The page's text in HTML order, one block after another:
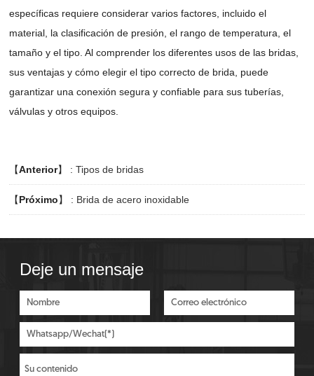
específicas requiere considerar varios factores, incluido el
material, la clasificación de presión, el rango de temperatura, el
tamaño y el tipo. Al comprender los diferentes usos de las bridas,
sus ventajas y cómo elegir el tipo correcto de brida, puede
garantizar una conexión segura y confiable para sus tuberías,
válvulas y otros equipos.
【Anterior】 :Tipos de bridas
【Próximo】 : Brida de acero inoxidable
Deje un mensaje